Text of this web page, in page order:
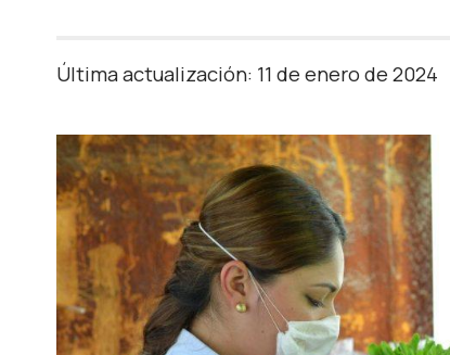
Última actualización: 11 de enero de 2024